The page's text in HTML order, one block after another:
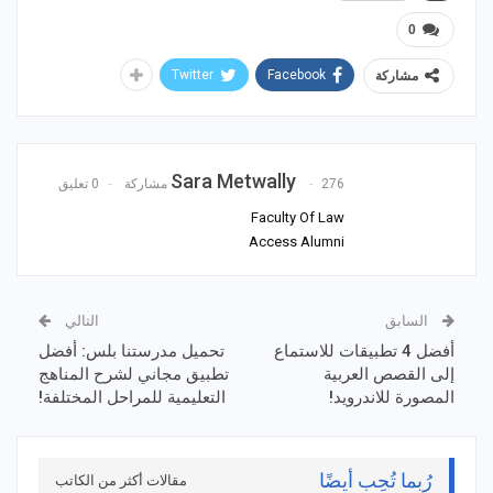
0
مشاركة Facebook
Twitter
Sara Metwally 276 مشاركة 0 تعليق
Faculty Of Law
Access Alumni
السابق
أفضل 4 تطبيقات للاستماع
إلى القصص العربية
المصورة للاندرويد!
التالي
تحميل مدرستنا بلس: أفضل
تطبيق مجاني لشرح المناهج
التعليمية للمراحل المختلفة!
رُبما تُحِب أيضًا مقالات أكثر من الكاتب